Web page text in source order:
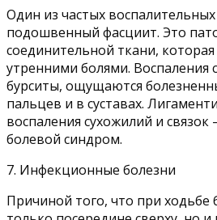
Один из частых
подошвенный фасциит. Это
соединительной ткани, которая
утренними болями. Воспаления
бурситы, ощущаются
пальцев и в суставах.
воспаления сухожилий и связок
болевой синдром.
7. Инфекционные болезни
Причиной того, что при ходьбе